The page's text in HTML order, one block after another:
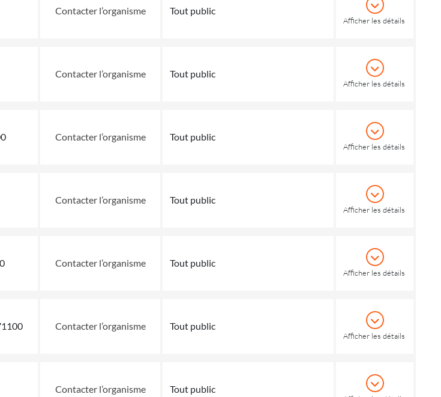
Contacter l’organisme Tout public
Afficher les détails
Contacter l’organisme Tout public
Afficher les détails
Contacter l’organisme Tout public
Afficher les détails
Contacter l’organisme Tout public
Afficher les détails
Contacter l’organisme Tout public
Afficher les détails
Contacter l’organisme Tout public
Afficher les détails
Contacter l’organisme Tout public